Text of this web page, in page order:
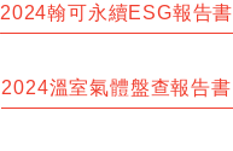
2024翰可永續ESG報告書
2024溫室氣體盤查報告書